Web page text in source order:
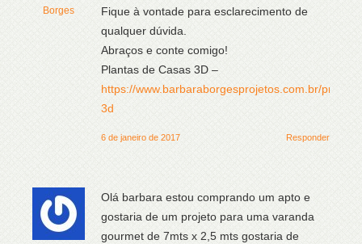
Borges
Fique à vontade para esclarecimento de
qualquer dúvida.
Abraços e conte comigo!
Plantas de Casas 3D –
https://www.barbaraborgesprojetos.com.br/projeto-
3d
Responder
6 de janeiro de 2017
Olá barbara estou comprando um apto e
gostaria de um projeto para uma varanda
gourmet de 7mts x 2,5 mts gostaria de